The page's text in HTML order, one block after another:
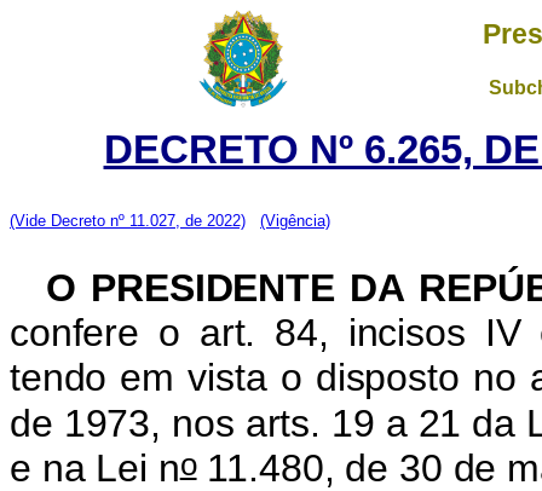
DECRETO Nº 6.265,
(Vide Decreto nº 11.027, de 2022) (Vigência)
O PRESIDENTE DA
confere o art. 84, incisos IV
tendo em vista o disposto no
de 1973, nos arts. 19 a 21 da
e na Lei no11.480, de 30 de